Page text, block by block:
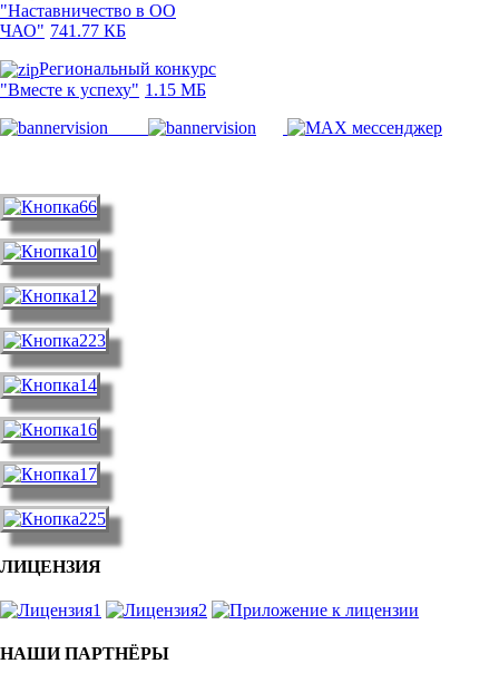
"Наставничество в ОО
ЧАО" 741.77 КБ
Региональный конкурс
"Вместе к успеху" 1.15 МБ
ЛИЦЕНЗИЯ
НАШИ ПАРТНЁРЫ